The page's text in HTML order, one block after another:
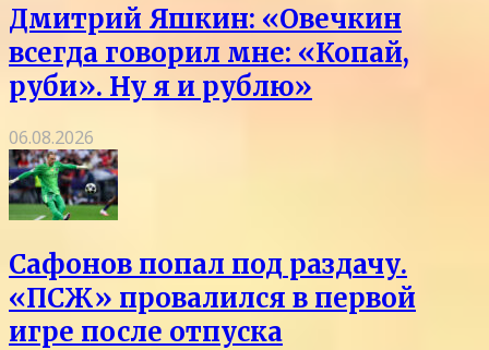
Дмитрий Яшкин: «Овечкин
всегда говорил мне: «Копай,
руби». Ну я и рублю»
06.08.2026
Сафонов попал под раздачу.
«ПСЖ» провалился в первой
игре после отпуска